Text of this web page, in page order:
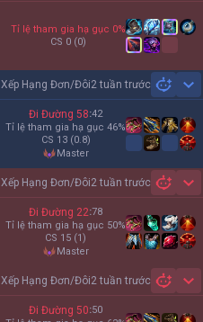
Tỉ lệ tham gia hạ gục 0%
CS 0 (0)
Xếp Hạng Đơn/Đôi2 tuần trước
Đi Đường 58:42
Tỉ lệ tham gia hạ gục 46%
CS 13 (0.8)
master
Xếp Hạng Đơn/Đôi2 tuần trước
Đi Đường 22:78
Tỉ lệ tham gia hạ gục 50%
CS 15 (1)
master
Xếp Hạng Đơn/Đôi2 tuần trước
Đi Đường 50:50